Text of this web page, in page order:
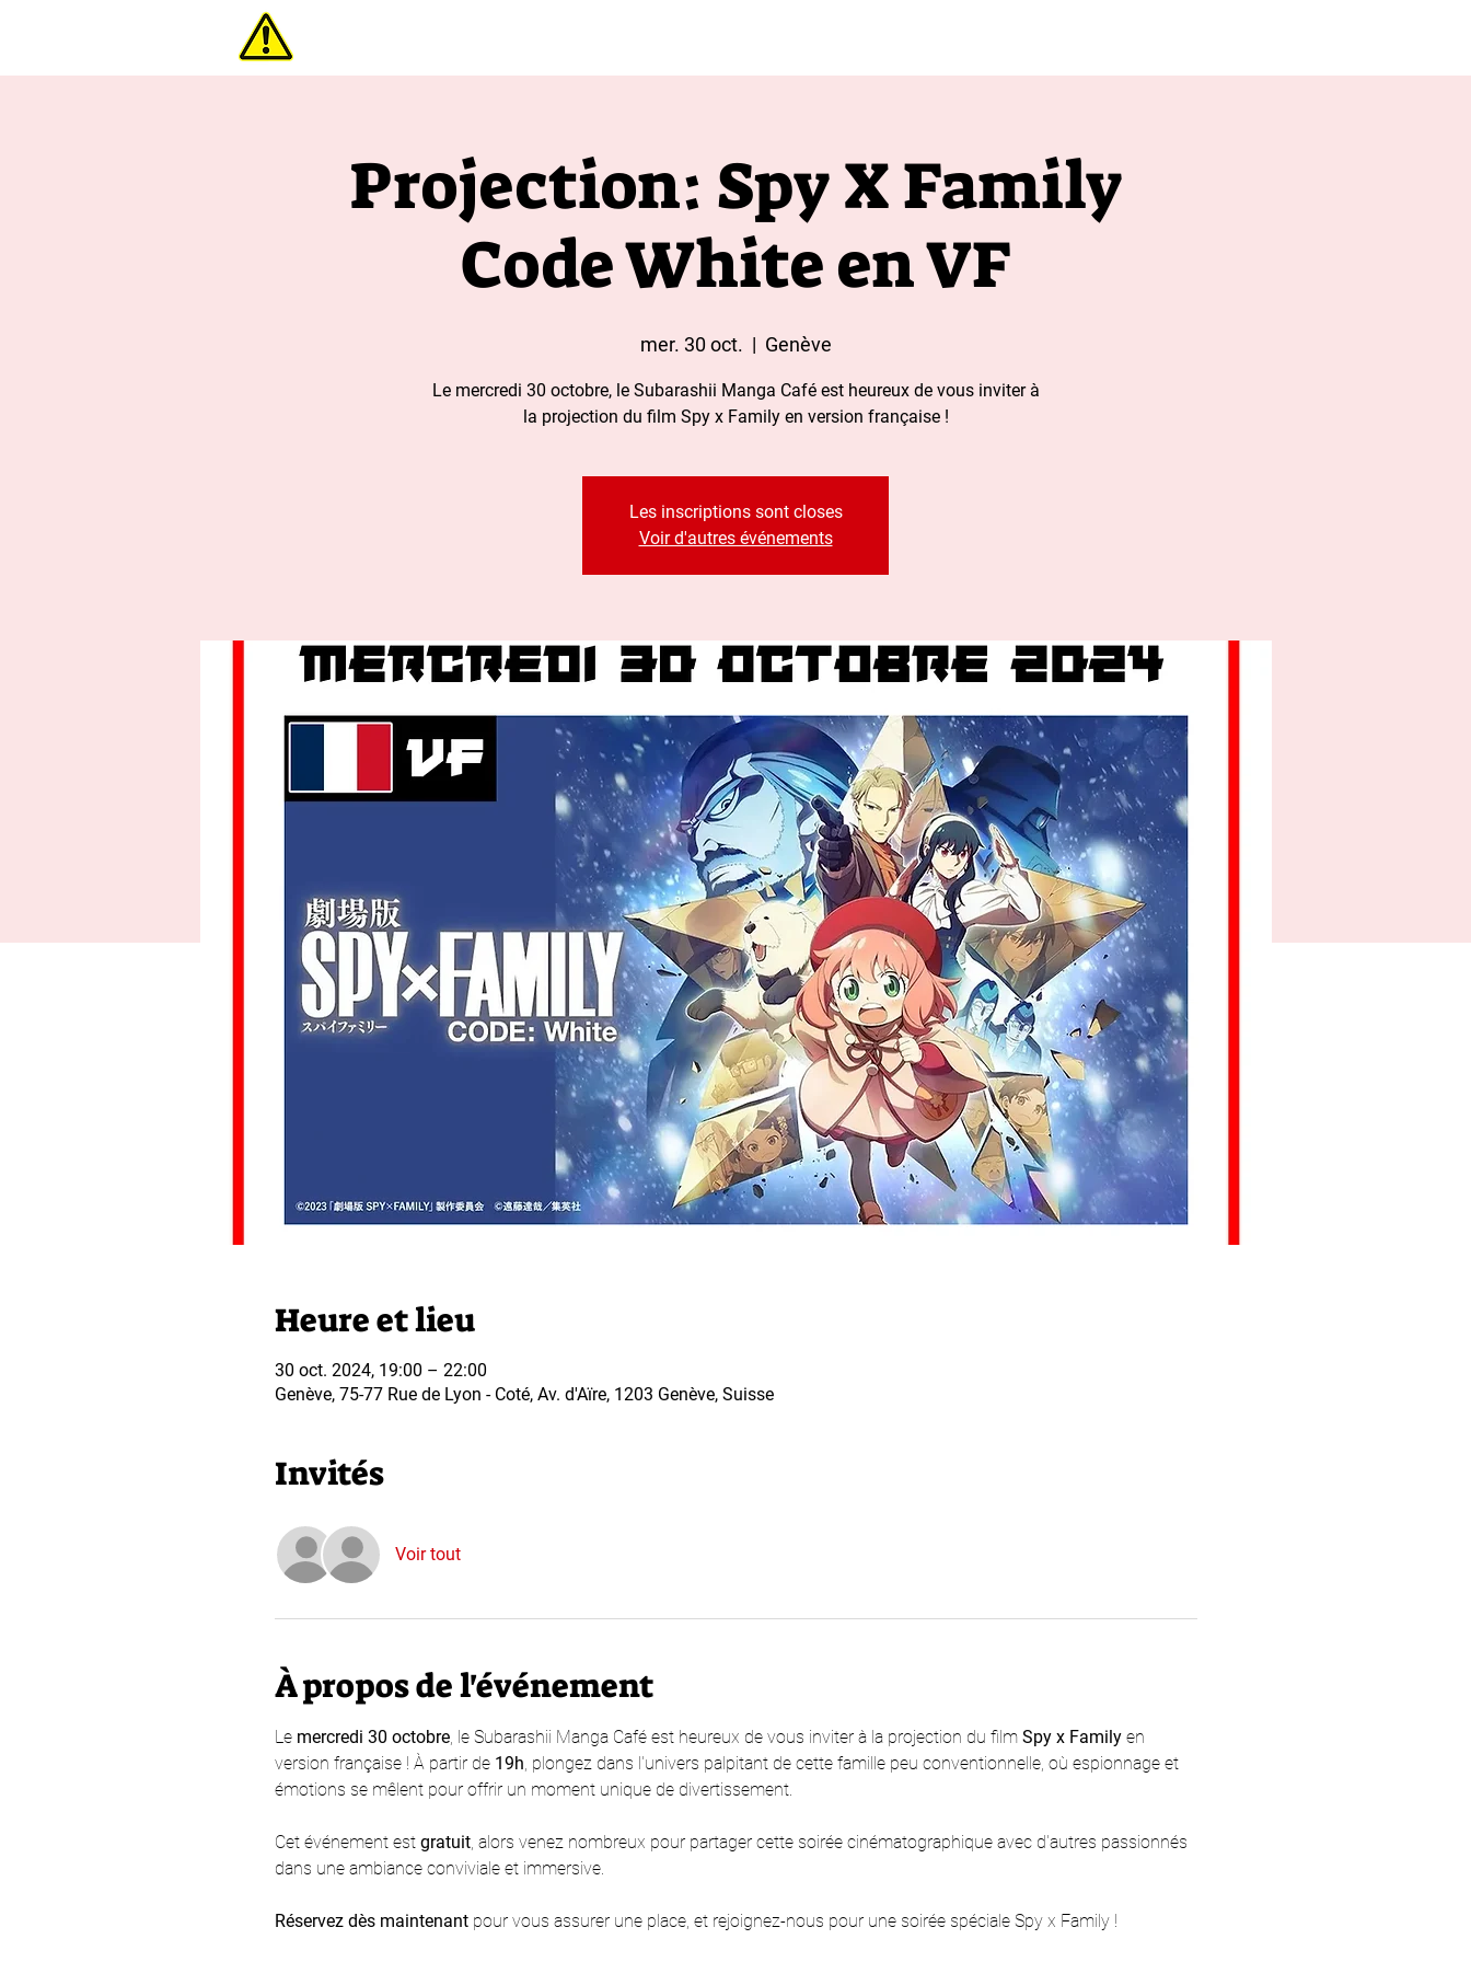
Projection: Spy X Family
Code White en VF
mer. 30 oct.
  |
Genève
Le mercredi 30 octobre, le Subarashii Manga Café est heureux de vous inviter à
la projection du film Spy x Family en version française !
Les inscriptions sont closes
Voir d'autres événements
Heure et lieu
30 oct. 2024, 19:00 – 22:00
Genève, 75-77 Rue de Lyon - Coté, Av. d'Aïre, 1203 Genève, Suisse
Invités
Voir tout
À propos de l'événement
Le mercredi 30 octobre, le Subarashii Manga Café est heureux de vous inviter à la projection du film Spy x Family en
version française ! À partir de 19h, plongez dans l'univers palpitant de cette famille peu conventionnelle, où espionnage et
émotions se mêlent pour offrir un moment unique de divertissement.
Cet événement est gratuit, alors venez nombreux pour partager cette soirée cinématographique avec d'autres passionnés
dans une ambiance conviviale et immersive.
Réservez dès maintenant pour vous assurer une place, et rejoignez-nous pour une soirée spéciale Spy x Family !